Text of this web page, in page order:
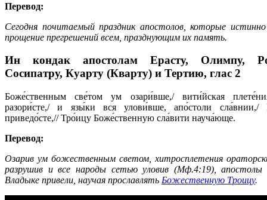
Перевод:
Сегодня почитаемый праздник апостолов, которые
прощение прегрешений всем, празднующим их память.
Ин кондак апостолам Ерасту, Олимпу,
Сосипатру, Куарту (Кварту) и Тертию, глас 2
Боже́ственным све́том ум озари́вше,/ вити́йская
разори́сте,/ и язы́ки вся улови́вше, апо́столи сла́внии,/
приведо́сте,// Тро́ицу Боже́ственную сла́вити науча́юще.
Перевод:
Озарив ум божественным светом, хитросплетения
разрушив и все народы сетью уловив (Мф.4:19), апостолы
Владыке привели, научая прославлять Божественную Троицу.